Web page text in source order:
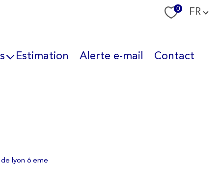
0 Langue
FR
Estimation Alerte e-mail Contact
lyon 6 eme